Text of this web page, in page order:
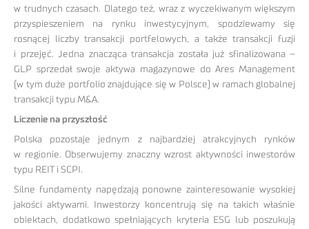
w trudnych czasach. Dlatego też, wraz z wyczekiwanym większym
przyspieszeniem na rynku inwestycyjnym, spodziewamy się
rosnącej liczby transakcji portfelowych, a także transakcji fuzji
i przejęć. Jedna znacząca transakcja została już sfinalizowana –
GLP sprzedał swoje aktywa magazynowe do Ares Management
(w tym duże portfolio znajdujące się w Polsce) w ramach globalnej
transakcji typu M&A.
Liczenie na przyszłość
Polska pozostaje jednym z najbardziej atrakcyjnych rynków
w regionie. Obserwujemy znaczny wzrost aktywności inwestorów
typu REIT i SCPI.
Silne fundamenty napędzają ponowne zainteresowanie wysokiej
jakości aktywami. Inwestorzy koncentrują się na takich właśnie
obiektach, dodatkowo spełniających kryteria ESG lub poszukują